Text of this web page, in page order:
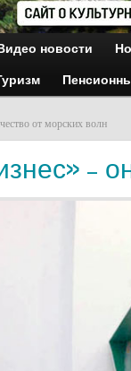
новости
от морских волн
–